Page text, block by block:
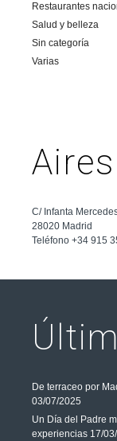
Restaurantes
Salud y belleza
Sin categoría
Varias
C/ Infanta
28020 Madrid
Teléfono +34 915
De terraceo por
03/07/2025
Un Día del Padre
experiencias 17/